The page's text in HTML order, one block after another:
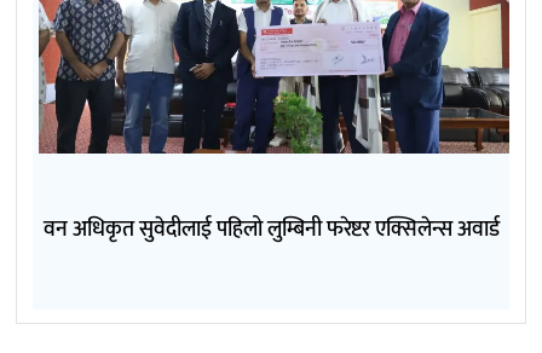
वन अधिकृत सुवेदीलाई पहिलो लुम्बिनी फरेष्टर एक्सिलेन्स अवार्ड